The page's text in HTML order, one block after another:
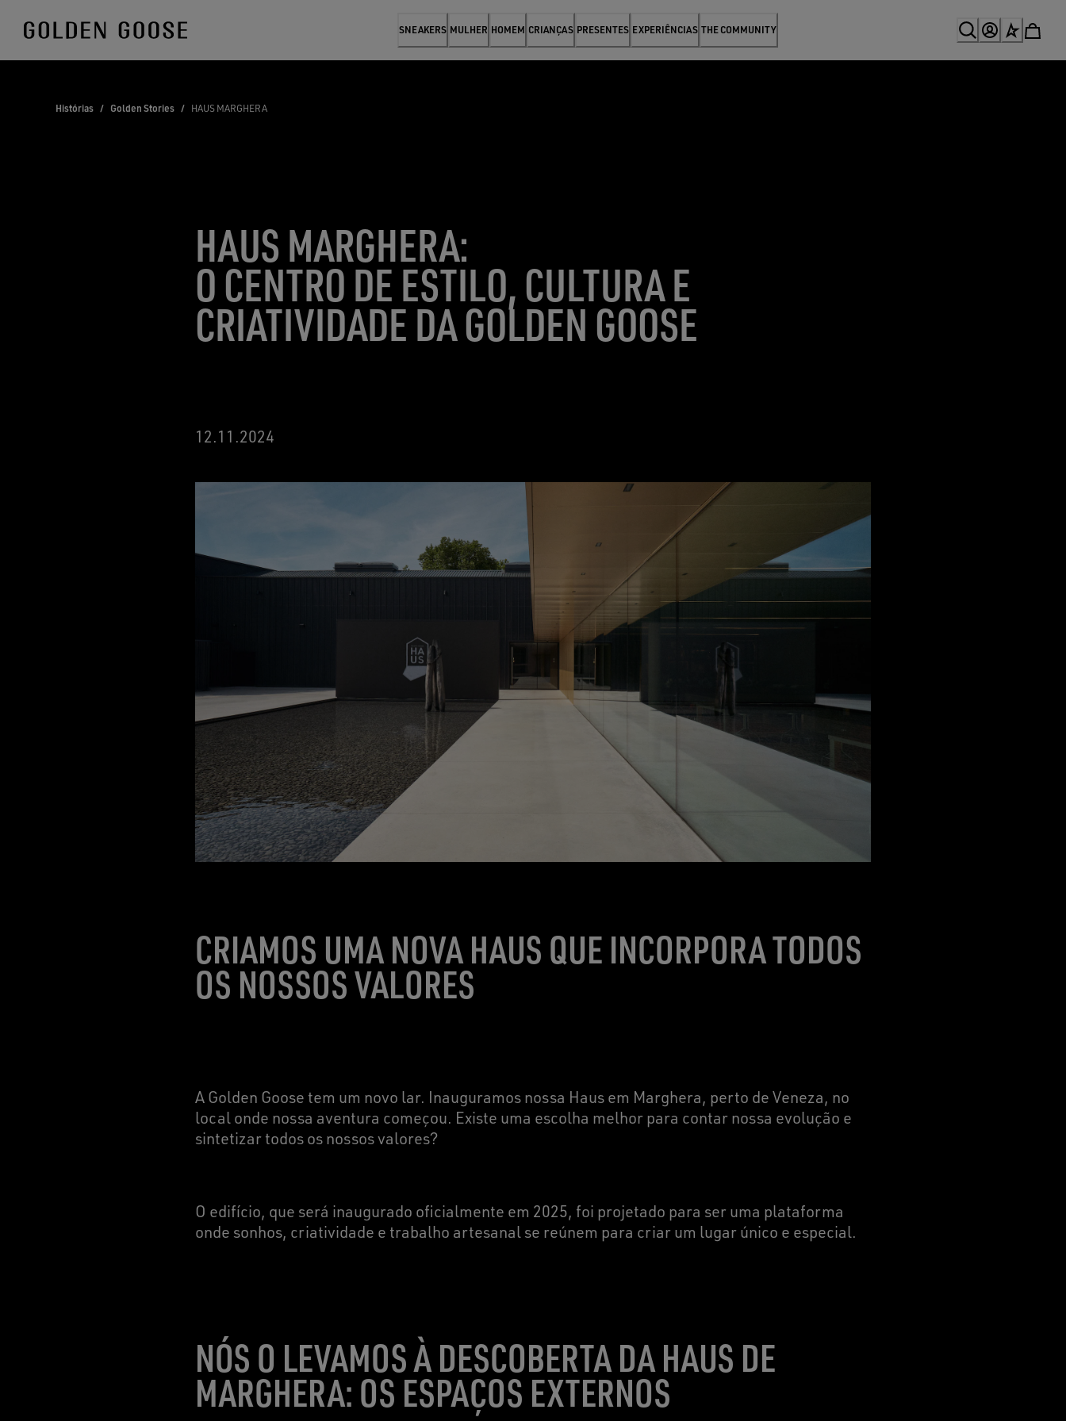
SNEAKERS MULHER HOMEM CRIANÇAS PRESENTES EXPERIÊNCIAS THE COMMUNITY
Histórias / Golden Stories / HAUS MARGHERA
HAUS MARGHERA:
O CENTRO DE ESTILO, CULTURA E
CRIATIVIDADE DA GOLDEN GOOSE
12.11.2024
CRIAMOS UMA NOVA HAUS QUE INCORPORA TODOS
OS NOSSOS VALORES
A Golden Goose tem um novo lar. Inauguramos nossa Haus em Marghera, perto de Veneza, no
local onde nossa aventura começou. Existe uma escolha melhor para contar nossa evolução e
sintetizar todos os nossos valores?
O edifício, que será inaugurado oficialmente em 2025, foi projetado para ser uma plataforma
onde sonhos, criatividade e trabalho artesanal se reúnem para criar um lugar único e especial.
NÓS O LEVAMOS À DESCOBERTA DA HAUS DE
MARGHERA: OS ESPAÇOS EXTERNOS